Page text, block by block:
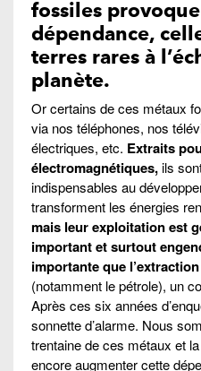
fossiles
dépendance,
terres rares à
planète.
Or certains de ces métaux
via nos téléphones, nos
électriques, etc. Extraits
électromagnétiques,ils
indispensables au
transforment les énergies
mais leur exploitation est
important et surtout
importante que
(notamment le pétrole), un
Après ces six années
sonnette d’alarme. Nous
trentaine de ces métaux et
encore augmenter cette